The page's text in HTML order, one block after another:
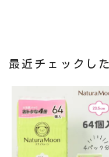
最近チェックし